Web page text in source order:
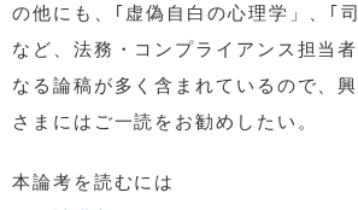
の他にも、｢虚偽自白の心理学」、｢
など、法務・コンプライアンス担当
なる論稿が多く含まれているので、
さまにはご一読をお勧めしたい。
本論考を読むには